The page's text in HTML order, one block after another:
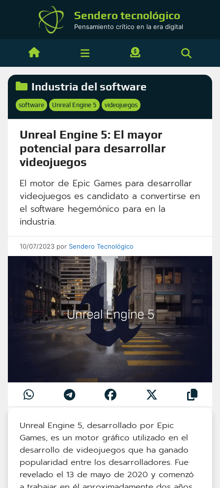
Sendero tecnológico
Pensamiento crítico en la era digital
Categorías
Industria del software
software Unreal Engine 5 videojuegos
Unreal Engine 5: El mayor
potencial para desarrollar
videojuegos
El motor de Epic Games para desarrollar
videojuegos es candidato a convertirse en
el software hegemónico para en la
industria.
10/07/2023 por Sendero Tecnológico
Unreal Engine 5, desarrollado por Epic
Games, es un motor gráfico utilizado en el
desarrollo de videojuegos que ha ganado
popularidad entre los desarrolladores. Fue
revelado el 13 de mayo de 2020 y comenzó